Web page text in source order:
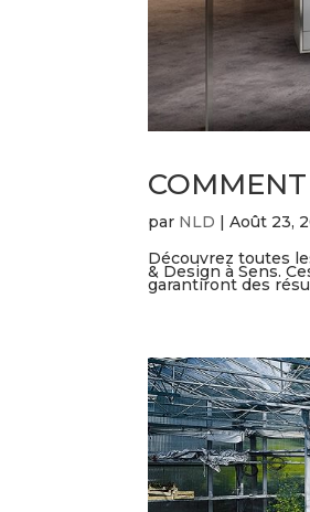
par NLD |Août 23,
Découvrez toutes
& Design à Sens.
garantiront des